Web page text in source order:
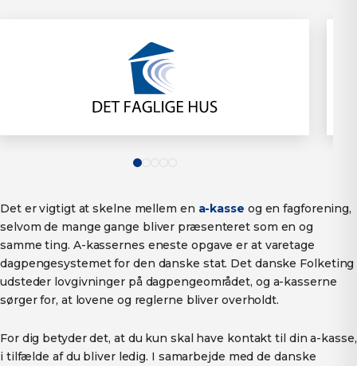
Det er vigtigt at skelne mellem en a-kasse og en fagforening,
selvom de mange gange bliver præsenteret som en og
samme ting. A-kassernes eneste opgave er at varetage
dagpengesystemet for den danske stat. Det danske Folketing
udsteder lovgivninger på dagpengeområdet, og a-kasserne
sørger for, at lovene og reglerne bliver overholdt.
For dig betyder det, at du kun skal have kontakt til din a-kasse,
i tilfælde af du bliver ledig. I samarbejde med de danske